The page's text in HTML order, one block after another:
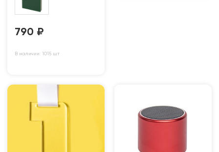
790 ₽
В наличии: 1015 шт